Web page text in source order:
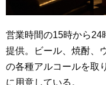
営業時間の15時から24
提供。ビール、焼酎、
の各種アルコールを取
に用意している。